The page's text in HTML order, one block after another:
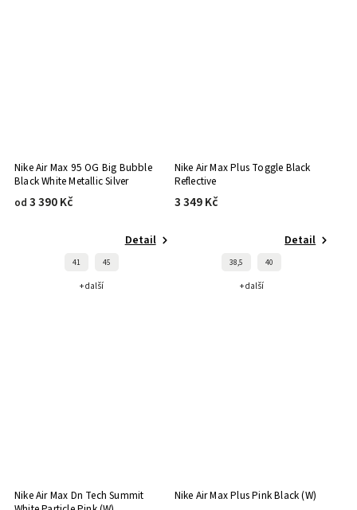
Nike Air Max 95 OG Big Bubble
Black White Metallic Silver
od 3 390 Kč
Detail
41 45
+ další
Nike Air Max Plus Toggle Black
Reflective
3 349 Kč
Detail
38,5 40
+ další
Nike Air Max Dn Tech Summit
Nike Air Max Plus Pink Black (W)